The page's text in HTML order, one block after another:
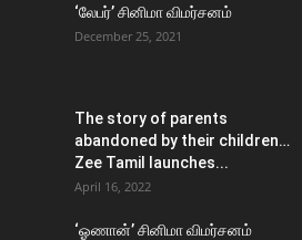
‘லேபர்’ சினிமா விமர்சனம்
December 25, 2021
The story of parents
abandoned by their children…
Zee Tamil launches...
April 16, 2022
‘ஓணான்’ சினிமா விமர்சனம்